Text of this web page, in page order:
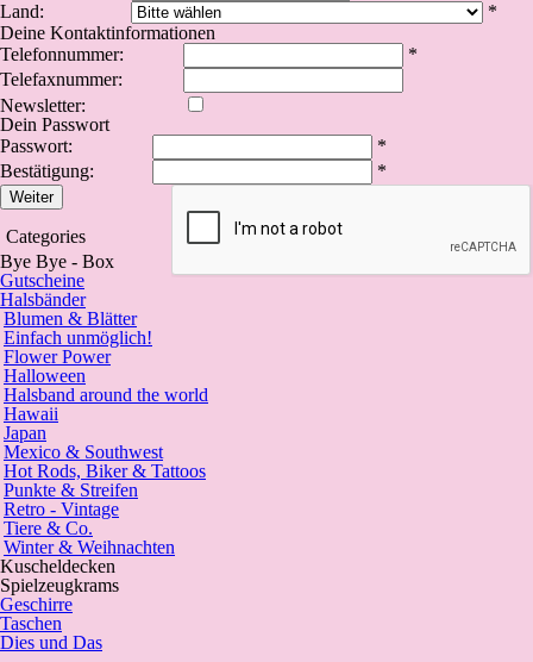
Land:
*
Deine Kontaktinformationen
Telefonnummer:
*
Telefaxnummer:
Newsletter:
Dein Passwort
Passwort:
*
Bestätigung:
*
Weiter
Categories
Bye Bye - Box
Gutscheine
Halsbänder
Blumen & Blätter
Einfach unmöglich!
Flower Power
Halloween
Halsband around the world
Hawaii
Japan
Mexico & Southwest
Hot Rods, Biker & Tattoos
Punkte & Streifen
Retro - Vintage
Tiere & Co.
Winter & Weihnachten
Kuscheldecken
Spielzeugkrams
Geschirre
Taschen
Dies und Das